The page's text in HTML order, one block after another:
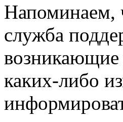
Напоминаем,
служба
возникающие
каких-либо